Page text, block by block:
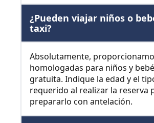
¿Pueden viajar niños o
taxi?
Absolutamente,
homologadas para niños y
gratuita. Indique la edad y el
requerido al realizar la reserva
prepararlo con antelación.